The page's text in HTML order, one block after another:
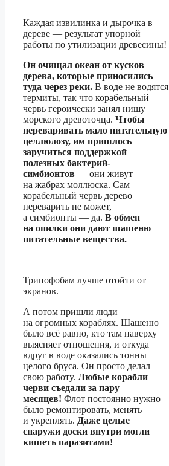
Каждая извилинка и дырочка в
дереве — результат упорной
работы по утилизации древесины!
Он очищал океан от кусков
дерева, которые приносились
туда через реки. В воде не водятся
термиты, так что корабельный
червь героически занял нишу
морского древоточца. Чтобы
переваривать мало питательную
целлюлозу, им пришлось
заручиться поддержкой
полезных бактерий-
симбионтов — они живут
на жабрах моллюска. Сам
корабельный червь дерево
переварить не может,
а симбионты — да. В обмен
на опилки они дают шашеню
питательные вещества.
Трипофобам лучше отойти от
экранов.
А потом пришли люди
на огромных кораблях. Шашеню
было всё равно, кто там наверху
выясняет отношения, и откуда
вдруг в воде оказались тонны
целого бруса. Он просто делал
свою работу. Любые корабли
черви съедали за пару
месяцев! Флот постоянно нужно
было ремонтировать, менять
и укреплять. Даже целые
снаружи доски внутри могли
кишеть паразитами!